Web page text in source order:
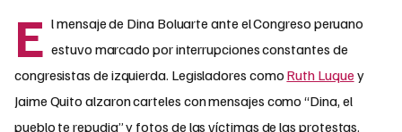
E l mensaje de Dina Boluarte ante el Congreso peruano
estuvo marcado por interrupciones constantes de
congresistas de izquierda. Legisladores como Ruth Luque y
Jaime Quito alzaron carteles con mensajes como “Dina, el
pueblo te repudia” y fotos de las víctimas de las protestas.